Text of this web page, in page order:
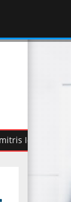
βάζει